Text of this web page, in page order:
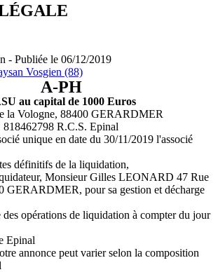
- Publiée le 06/12/2019
Vosgien (88)
A-PH
au capital de 1000 Euros
la Vologne, 88400 GERARDMER
818462798 R.C.S. Epinal
unique en date du 30/11/2019 l'associé
définitifs de la liquidation,
Monsieur Gilles LEONARD 47 Rue
GERARDMER, pour sa gestion et décharge
opérations de liquidation à compter du jour
Epinal
annonce peut varier selon la composition